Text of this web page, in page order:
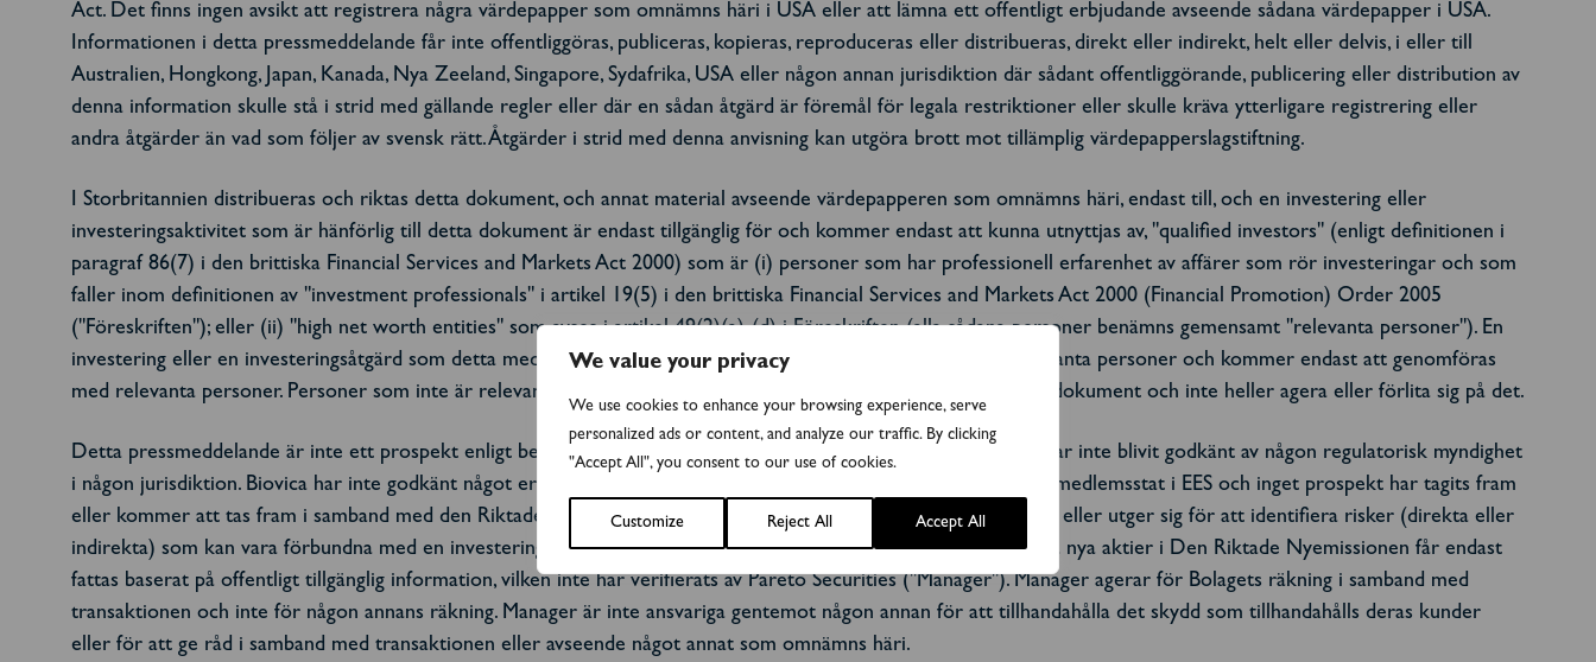
We value your privacy
We use cookies to enhance your browsing experience, serve
personalized ads or content, and analyze our traffic. By clicking
"Accept All", you consent to our use of cookies.
Customize Reject All Accept All
Act. Det finns ingen avsikt att registrera några värdepapper som omnämns häri i USA eller att lämna ett offentligt erbjudande avseende sådana värdepapper i USA.
Informationen i detta pressmeddelande får inte offentliggöras, publiceras, kopieras, reproduceras eller distribueras, direkt eller indirekt, helt eller delvis, i eller till
Australien, Hongkong, Japan, Kanada, Nya Zeeland, Singapore, Sydafrika, USA eller någon annan jurisdiktion där sådant offentliggörande, publicering eller distribution av
denna information skulle stå i strid med gällande regler eller där en sådan åtgärd är föremål för legala restriktioner eller skulle kräva ytterligare registrering eller
andra åtgärder än vad som följer av svensk rätt. Åtgärder i strid med denna anvisning kan utgöra brott mot tillämplig värdepapperslagstiftning.
I Storbritannien distribueras och riktas detta dokument, och annat material avseende värdepapperen som omnämns häri, endast till, och en investering eller
investeringsaktivitet som är hänförlig till detta dokument är endast tillgänglig för och kommer endast att kunna utnyttjas av, "qualified investors" (enligt definitionen i
paragraf 86(7) i den brittiska Financial Services and Markets Act 2000) som är (i) personer som har professionell erfarenhet av affärer som rör investeringar och som
faller inom definitionen av "investment professionals" i artikel 19(5) i den brittiska Financial Services and Markets Act 2000 (Financial Promotion) Order 2005
("Föreskriften"); eller (ii) "high net worth entities" som avses i artikel 49(2)(a)-(d) i Föreskriften (alla sådana personer benämns gemensamt "relevanta personer"). En
investering eller en investeringsåtgärd som detta meddelande avser är i Storbritannien enbart tillgänglig för relevanta personer och kommer endast att genomföras
med relevanta personer. Personer som inte är relevanta personer ska inte vidta några åtgärder baserat på detta dokument och inte heller agera eller förlita sig på det.
Detta pressmeddelande är inte ett prospekt enligt betydelsen i direktiv 2003/71/EG ("Prospektdirektivet") och har inte blivit godkänt av någon regulatorisk myndighet
i någon jurisdiktion. Biovica har inte godkänt något erbjudande till allmänheten av aktier eller rättigheter i någon medlemsstat i EES och inget prospekt har tagits fram
eller kommer att tas fram i samband med den Riktade Nyemissionen. Detta pressmeddelande varken identifierar eller utger sig för att identifiera risker (direkta eller
indirekta) som kan vara förbundna med en investering i nya aktier. Ett investeringsbeslut att förvärva eller teckna nya aktier i Den Riktade Nyemissionen får endast
fattas baserat på offentligt tillgänglig information, vilken inte har verifierats av Pareto Securities ("Manager"). Manager agerar för Bolagets räkning i samband med
transaktionen och inte för någon annans räkning. Manager är inte ansvariga gentemot någon annan för att tillhandahålla det skydd som tillhandahålls deras kunder
eller för att ge råd i samband med transaktionen eller avseende något annat som omnämns häri.